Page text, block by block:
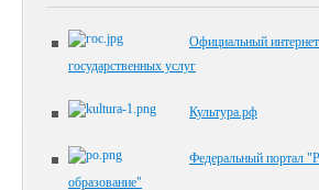
Официальный
государственных услуг
Культура.рф
Федеральный портал
образование"